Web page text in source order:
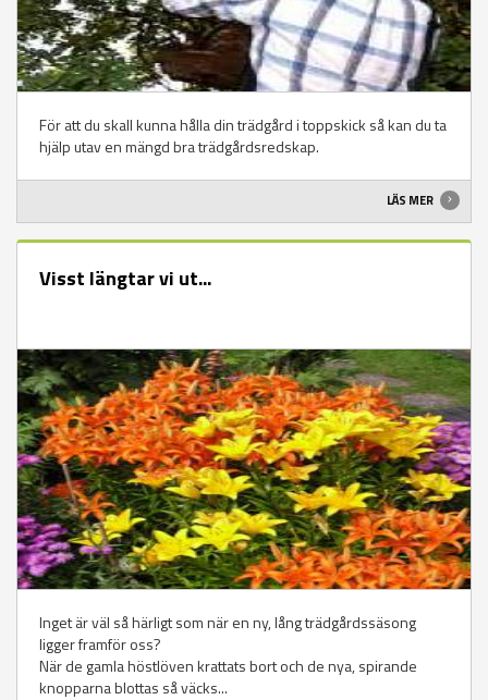
För att du skall kunna hålla din trädgård i toppskick så kan du ta
hjälp utav en mängd bra trädgårdsredskap.
LÄS MER
Visst längtar vi ut...
Inget är väl så härligt som när en ny, lång trädgårdssäsong
ligger framför oss?
När de gamla höstlöven krattats bort och de nya, spirande
knopparna blottas så väcks...